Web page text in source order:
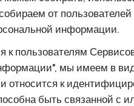
Подкаст
Блог
События
от
информации.
пользователям Сервисов
мы имеем в
относится к
быть связанной с